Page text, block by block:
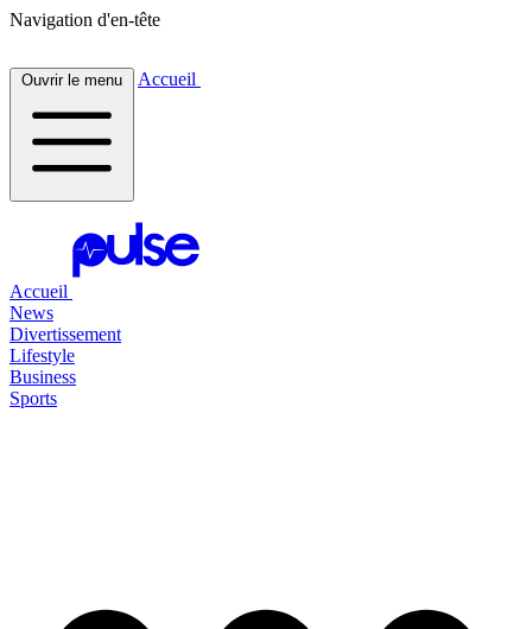
Navigation d'en-tête
Ouvrir le menu Accueil
Accueil
News
Divertissement
Lifestyle
Business
Sports